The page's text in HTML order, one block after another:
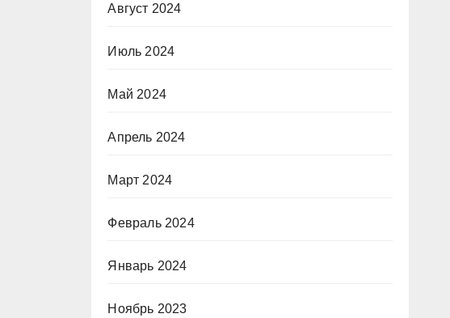
Август 2024
Июль 2024
Май 2024
Апрель 2024
Март 2024
Февраль 2024
Январь 2024
Ноябрь 2023